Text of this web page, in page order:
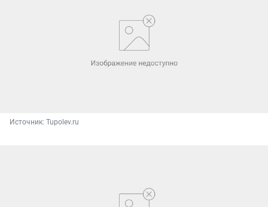
Источник: Tupolev.ru